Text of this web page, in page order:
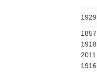
1929
1857
1918
2011
1916